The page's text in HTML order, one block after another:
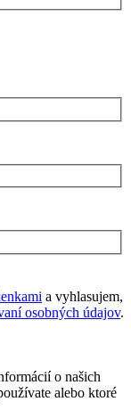
a vyhlasujem,
osobných údajov.
o našich
alebo ktoré